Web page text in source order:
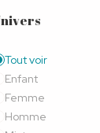
Tout voir
Enfant
Femme
Homme